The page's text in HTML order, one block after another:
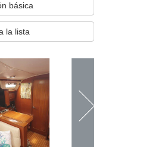
básica
la lista